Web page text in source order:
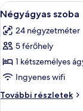
A
következő
szoba
összes
képének
megtekintése:
Négyágyas
szoba
8
Négyágyas szoba
24 négyzetméter
5 férőhely
1 kétszemélyes
Ingyenes wifi
További részletek
Négyágyas